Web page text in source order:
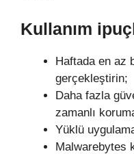
Kullanım
Haftada en az
gerçekleştirin;
Daha fazla
zamanlı
Yüklü
Malwarebytes